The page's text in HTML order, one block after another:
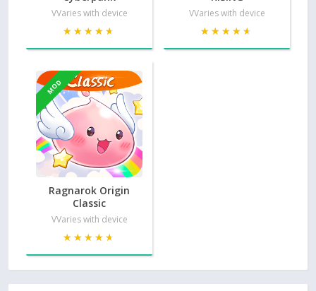
VVaries with device
★★★★★
★★★★★
VVaries with device
★★★★★
★★★★★
MOD
Ragnarok Origin
Classic
VVaries with device
★★★★★
★★★★★